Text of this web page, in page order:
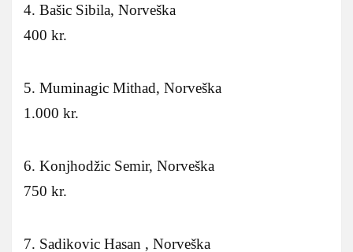
4. Bašic Sibila, Norveška
400 kr.
5. Muminagic Mithad, Norveška
1.000 kr.
6. Konjhodžic Semir, Norveška
750 kr.
7. Sadikovic Hasan , Norveška